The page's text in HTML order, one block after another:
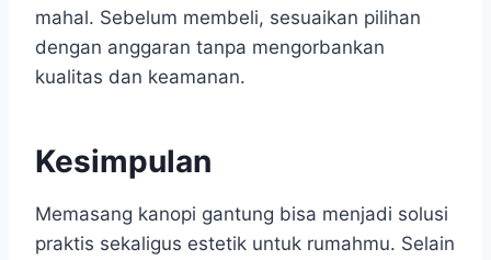
mahal. Sebelum membeli, sesuaikan pilihan
dengan anggaran tanpa mengorbankan
kualitas dan keamanan.
Kesimpulan
Memasang kanopi gantung bisa menjadi solusi
praktis sekaligus estetik untuk rumahmu. Selain